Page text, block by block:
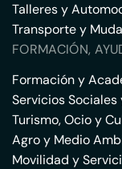
Talleres y
Transporte y
FORMACIÓN,
Formación y
Servicios
Turismo, Ocio y
Agro y Medio
Movilidad y